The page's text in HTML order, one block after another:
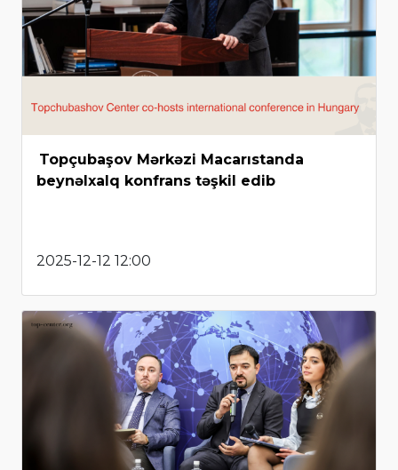
Topçubaşov Mərkəzi Macarıstanda
beynəlxalq konfrans təşkil edib
2025-12-12 12:00